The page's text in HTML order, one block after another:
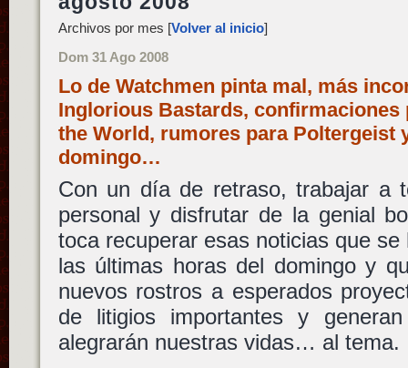
Archivos por mes [Volver al inicio]
Dom 31 Ago 2008
Lo de Watchmen pinta mal, más
Inglorious Bastards,
the World, rumores para Poltergeist
domingo…
Con un día de retraso, trabajar a
personal y disfrutar de la genial
toca recuperar esas noticias que
las últimas horas del domingo y
nuevos rostros a esperados
de litigios importantes y
alegrarán nuestras vidas… al tema.